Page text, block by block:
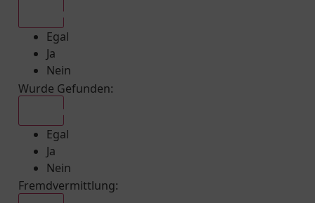
Egal
Ja
Nein
Wurde Gefunden:
Egal
Ja
Nein
Fremdvermittlung: